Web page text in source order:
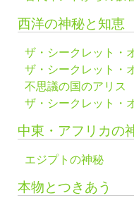
西洋の神秘と知恵
ザ・シークレット・
ザ・シークレット・
不思議の国のアリス
ザ・シークレット・
中東・アフリカの
エジプトの神秘
本物とつきあう